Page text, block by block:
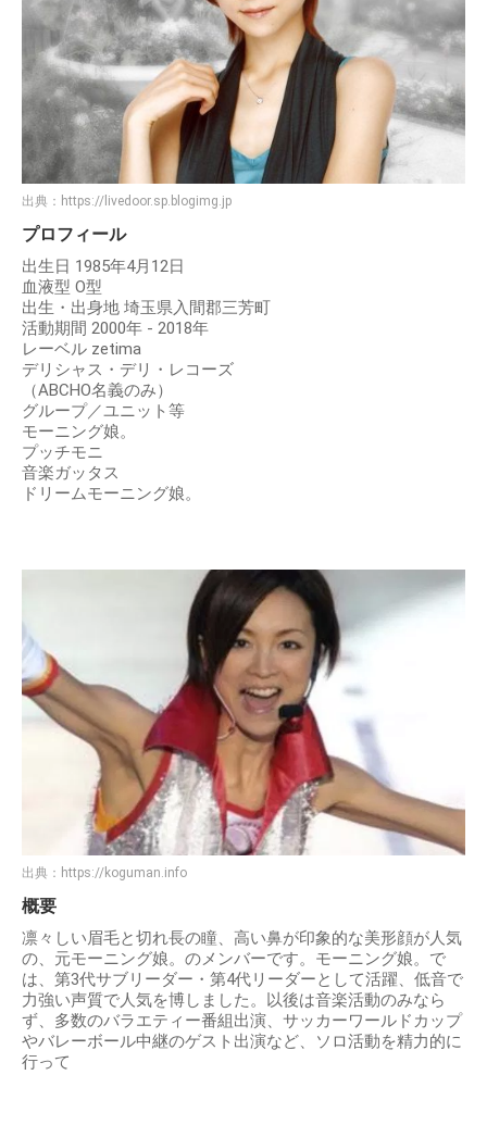
出典： https://livedoor.sp.blogimg.jp
プロフィール
出生日 1985年4月12日
血液型 O型
出生・出身地 埼玉県入間郡三芳町
活動期間 2000年 - 2018年
レーベル zetima
デリシャス・デリ・レコーズ
（ABCHO名義のみ）
グループ／ユニット等
モーニング娘。
プッチモニ
音楽ガッタス
ドリームモーニング娘。
出典： https://koguman.info
概要
凛々しい眉毛と切れ長の瞳、高い鼻が印象的な美形顔が人気
の、元モーニング娘。のメンバーです。モーニング娘。で
は、第3代サブリーダー・第4代リーダーとして活躍、低音で
力強い声質で人気を博しました。以後は音楽活動のみなら
ず、多数のバラエティー番組出演、サッカーワールドカップ
やバレーボール中継のゲスト出演など、ソロ活動を精力的に
行って